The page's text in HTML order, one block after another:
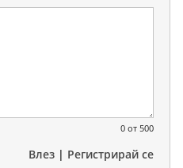
0 от 500
Влез | Регистрирай се